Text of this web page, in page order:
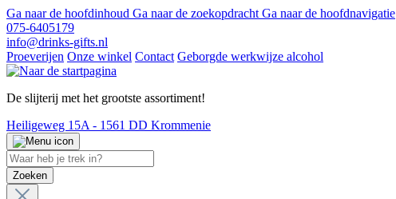
Ga naar de hoofdinhoud Ga naar de zoekopdracht Ga naar de hoofdnavigatie
075-6405179
info@drinks-gifts.nl
Proeverijen Onze winkel Contact Geborgde werkwijze alcohol
De slijterij met het grootste assortiment!
Heiligeweg 15A - 1561 DD Krommenie
Zoeken